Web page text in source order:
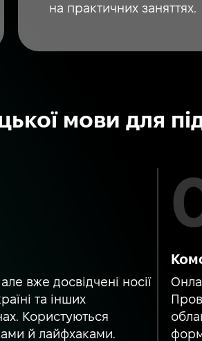
на практичних заняттях.
мови для
вже досвідчені носії
та інших
Користуються
й лайфхаками.